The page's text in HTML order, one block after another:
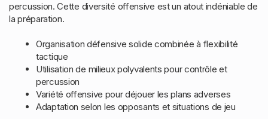
percussion. Cette diversité offensive est un atout indéniable de
la préparation.
Organisation défensive solide combinée à flexibilité
tactique
Utilisation de milieux polyvalents pour contrôle et
percussion
Variété offensive pour déjouer les plans adverses
Adaptation selon les opposants et situations de jeu